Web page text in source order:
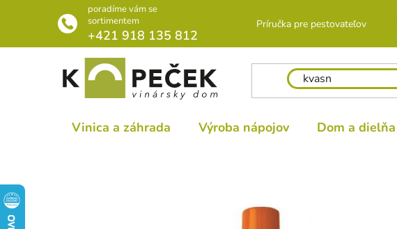
poradíme vám se
sortimentem
+421 918 135 812
Príručka pre pestovateľov
Vinica a záhrada Výroba nápojov Dom a dielňa